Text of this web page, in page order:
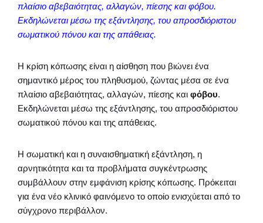
πλαίσιο αβεβαιότητας, αλλαγών, πίεσης και φόβου.
Εκδηλώνεται μέσω της εξάντλησης, του απροσδιόριστου
σωματικού πόνου και της απάθειας.
Η κρίση κόπωσης είναι η αίσθηση που βιώνει ένα
σημαντικό μέρος του πληθυσμού, ζώντας μέσα σε ένα
πλαίσιο αβεβαιότητας, αλλαγών, πίεσης και φόβου.
Εκδηλώνεται μέσω της εξάντλησης, του απροσδιόριστου
σωματικού πόνου και της απάθειας.
Η σωματική και η συναισθηματική εξάντληση, η
αρνητικότητα και τα προβλήματα συγκέντρωσης
συμβάλλουν στην εμφάνιση κρίσης κόπωσης. Πρόκειται
για ένα νέο κλινικό φαινόμενο το οποίο ενισχύεται από το
σύγχρονο περιβάλλον.